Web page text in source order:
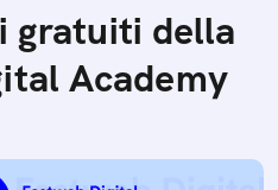
gratuiti della
Academy